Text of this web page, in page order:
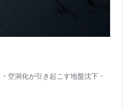
洞化が引き起こす地盤沈下・